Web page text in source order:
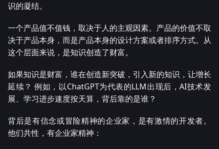
识的凝结。
一个产品值不值钱，取决于人的主观因素。产品的价值不取
决于产品本身，而是产品本身的设计方案或者排序方式。从
这个层面来说，是知识创造了财富。
如果知识是财富，谁在创造新突破，引入新的知识，让增长
延续？ 例如，以ChatGPT为代表的LLM出现后，AI技术发
展、学习进步速度按天算，背后靠的是谁？
背后是有信念或冒险精神的企业家，是有激情的开发者。
他们共性，有企业家精神：